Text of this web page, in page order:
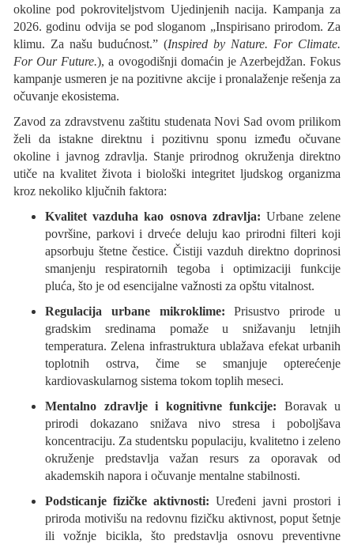
okoline pod pokroviteljstvom Ujedinjenih nacija. Kampanja za
2026. godinu odvija se pod sloganom „Inspirisano prirodom. Za
klimu. Za našu budućnost.” (Inspired by Nature. For Climate.
For Our Future.), a ovogodišnji domaćin je Azerbejdžan. Fokus
kampanje usmeren je na pozitivne akcije i pronalaženje rešenja za
očuvanje ekosistema.
Zavod za zdravstvenu zaštitu studenata Novi Sad ovom prilikom
želi da istakne direktnu i pozitivnu sponu između očuvane
okoline i javnog zdravlja. Stanje prirodnog okruženja direktno
utiče na kvalitet života i biološki integritet ljudskog organizma
kroz nekoliko ključnih faktora:
Kvalitet vazduha kao osnova zdravlja: Urbane zelene
površine, parkovi i drveće deluju kao prirodni filteri koji
apsorbuju štetne čestice. Čistiji vazduh direktno doprinosi
smanjenju respiratornih tegoba i optimizaciji funkcije
pluća, što je od esencijalne važnosti za opštu vitalnost.
Regulacija urbane mikroklime: Prisustvo prirode u
gradskim sredinama pomaže u snižavanju letnjih
temperatura. Zelena infrastruktura ublažava efekat urbanih
toplotnih ostrva, čime se smanjuje opterećenje
kardiovaskularnog sistema tokom toplih meseci.
Mentalno zdravlje i kognitivne funkcije: Boravak u
prirodi dokazano snižava nivo stresa i poboljšava
koncentraciju. Za studentsku populaciju, kvalitetno i zeleno
okruženje predstavlja važan resurs za oporavak od
akademskih napora i očuvanje mentalne stabilnosti.
Podsticanje fizičke aktivnosti: Uređeni javni prostori i
priroda motivišu na redovnu fizičku aktivnost, poput šetnje
ili vožnje bicikla, što predstavlja osnovu preventivne